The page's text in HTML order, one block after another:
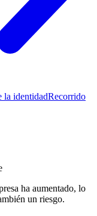
la identidadRecorrido
ha aumentado, lo
un riesgo.